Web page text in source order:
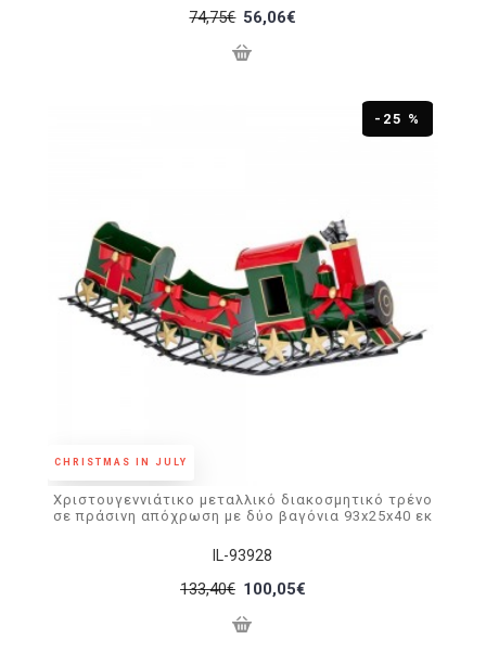
74,75€ 56,06€
CHRISTMAS IN JULY
-25 %
IL-93928
Χριστουγεννιάτικο μεταλλικό διακοσμητικό τρένο
σε πράσινη απόχρωση με δύο βαγόνια 93x25x40 εκ
133,40€ 100,05€